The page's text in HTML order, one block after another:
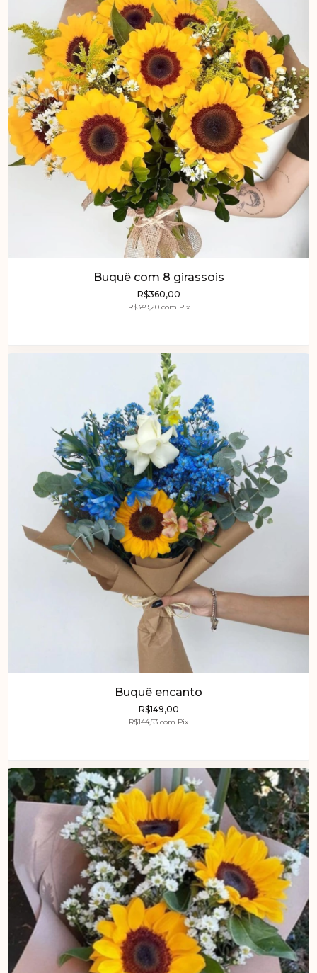
Buquê com 8 girassois
R$360,00
R$349,20 com Pix
Buquê encanto
R$149,00
R$144,53 com Pix